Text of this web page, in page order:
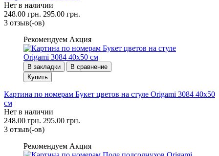
Нет в наличии
248.00 грн. 295.00 грн.
3 отзыв(-ов)
Рекомендуем Акция
В закладки
В сравнение
Купить
Картина по номерам Букет цветов на стуле Origami 3084 40x50
см
Нет в наличии
248.00 грн. 295.00 грн.
3 отзыв(-ов)
Рекомендуем Акция